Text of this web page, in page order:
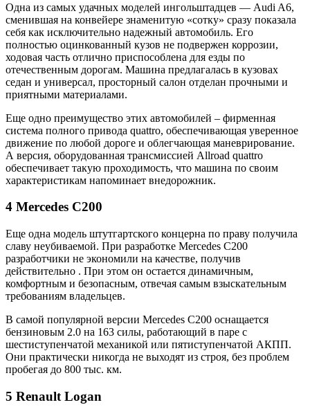
Одна из самых удачных моделей ингольштадцев — Audi A6,
сменившая на конвейере знаменитую «сотку» сразу показала
себя как исключительно надежный автомобиль. Его
полностью оцинкованный кузов не подвержен коррозии,
ходовая часть отлично приспособлена для езды по
отечественным дорогам. Машина предлагалась в кузовах
седан и универсал, просторный салон отделан прочными и
приятными материалами.
Еще одно преимущество этих автомобилей – фирменная
система полного привода quattro, обеспечивающая уверенное
движение по любой дороге и облегчающая маневрирование.
А версия, оборудованная трансмиссией Allroad quattro
обеспечивает такую проходимость, что машина по своим
характеристикам напоминает внедорожник.
4 Mercedes C200
Еще одна модель штутгартского концерна по праву получила
славу неубиваемой. При разработке Mercedes C200
разработчики не экономили на качестве, получив
действительно . При этом он остается динамичным,
комфортным и безопасным, отвечая самым взыскательным
требованиям владельцев.
В самой популярной версии Mercedes C200 оснащается
бензиновым 2.0 на 163 силы, работающий в паре с
шестиступенчатой механикой или пятиступенчатой АКПП.
Они практически никогда не выходят из строя, без проблем
пробегая до 800 тыс. км.
5 Renault Logan